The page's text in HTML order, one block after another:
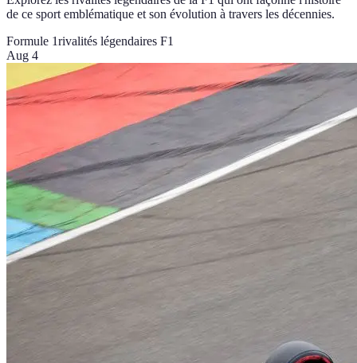
de ce sport emblématique et son évolution à travers les décennies.
Formule 1rivalités légendaires F1
Aug 4